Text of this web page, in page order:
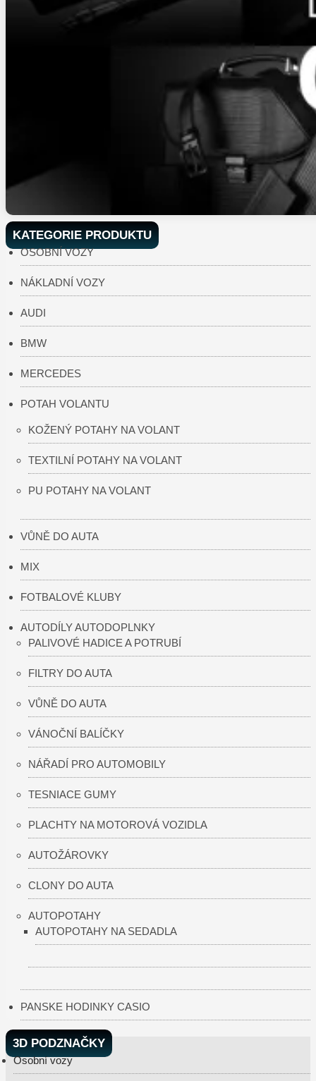
KATEGORIE PRODUKTU
OSOBNÍ VOZY
NÁKLADNÍ VOZY
AUDI
BMW
MERCEDES
POTAH VOLANTU
KOŽENÝ POTAHY NA VOLANT
TEXTILNÍ POTAHY NA VOLANT
PU POTAHY NA VOLANT
VŮNĚ DO AUTA
MIX
FOTBALOVÉ KLUBY
AUTODÍLY AUTODOPLNKY
PALIVOVÉ HADICE A POTRUBÍ
FILTRY DO AUTA
VŮNĚ DO AUTA
VÁNOČNÍ BALÍČKY
NÁŘADÍ PRO AUTOMOBILY
TESNIACE GUMY
PLACHTY NA MOTOROVÁ VOZIDLA
AUTOŽÁROVKY
CLONY DO AUTA
AUTOPOTAHY
AUTOPOTAHY NA SEDADLA
PANSKE HODINKY CASIO
3D PODZNAČKY
Osobní vozy